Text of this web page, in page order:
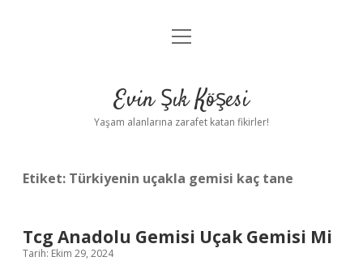
Anasayfa
Yasal Uyarı
menüyü
Evin Şık Köşesi
Yaşam alanlarına zarafet katan fikirler!
Etiket: Türkiyenin uçakla gemisi kaç tane
Tcg Anadolu Gemisi Uçak Gemisi Mi
Tarih: Ekim 29, 2024